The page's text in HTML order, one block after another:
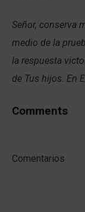
Señor, conserva
medio de la
la respuesta
de Tus hijos. En
Comments
Comentarios